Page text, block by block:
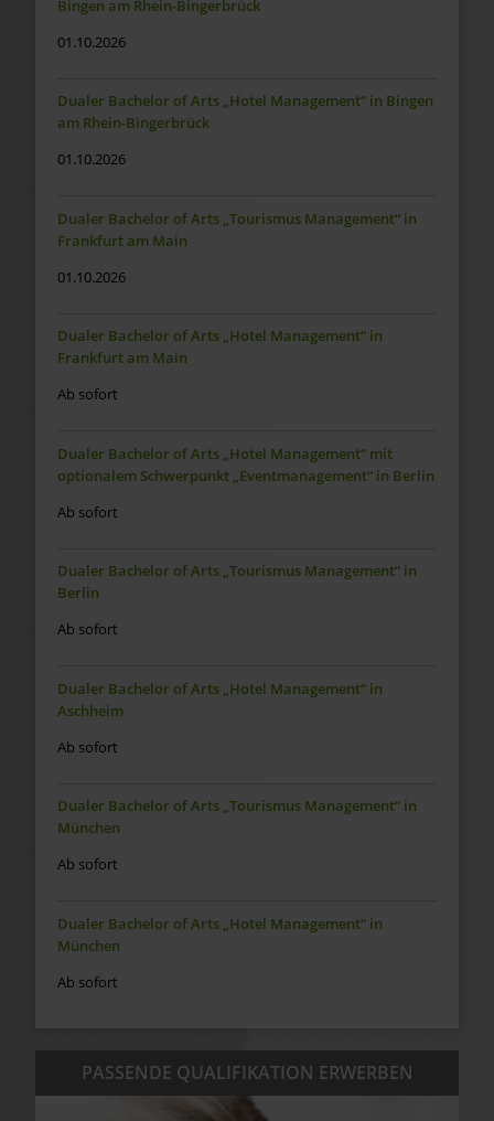
Bingen am Rhein-Bingerbrück
01.10.2026
Dualer Bachelor of Arts „Hotel Management“ in Bingen
am Rhein-Bingerbrück
01.10.2026
Dualer Bachelor of Arts „Tourismus Management“ in
Frankfurt am Main
01.10.2026
Dualer Bachelor of Arts „Hotel Management“ in
Frankfurt am Main
Ab sofort
Dualer Bachelor of Arts „Hotel Management“ mit
optionalem Schwerpunkt „Eventmanagement“ in Berlin
Ab sofort
Dualer Bachelor of Arts „Tourismus Management“ in
Berlin
Ab sofort
Dualer Bachelor of Arts „Hotel Management“ in
Aschheim
Ab sofort
Dualer Bachelor of Arts „Tourismus Management“ in
München
Ab sofort
Dualer Bachelor of Arts „Hotel Management“ in
München
Ab sofort
PASSENDE QUALIFIKATION ERWERBEN